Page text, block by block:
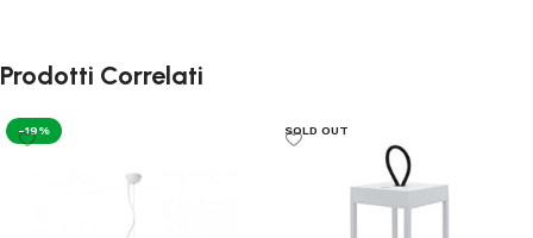
Prodotti Correlati
-19% SOLD OUT